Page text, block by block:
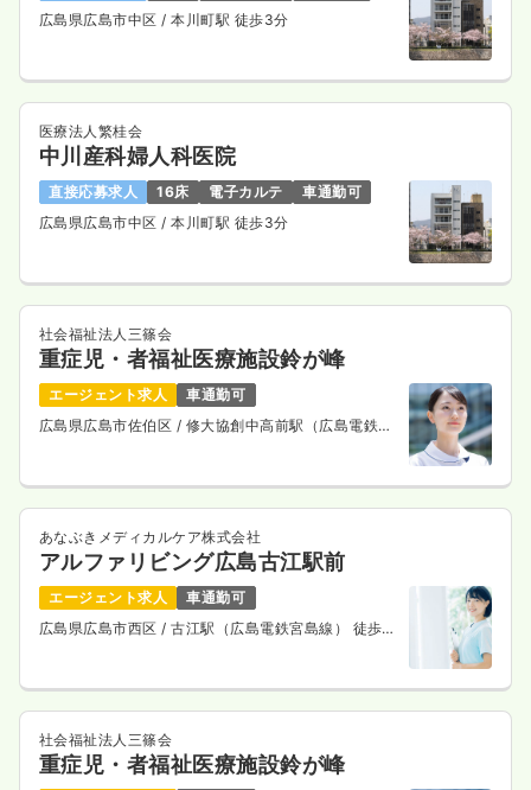
広島県広島市中区/ 本川町駅 徒歩3分
医療法人繁桂会
中川産科婦人科医院
直接応募求人 16床 電子カルテ
車通勤可
広島県広島市中区/ 本川町駅 徒歩3分
社会福祉法人三篠会
重症児・者福祉医療施設鈴が峰
エージェント求人
車通勤可
広島県広島市佐伯区 / 修大協創中高前駅（広島電鉄宮
あなぶきメディカルケア株式会社
アルファリビング広島古江駅前
エージェント求人
車通勤可
広島県広島市西区/ 古江駅（広島電鉄宮島線） 徒歩3
社会福祉法人三篠会
重症児・者福祉医療施設鈴が峰